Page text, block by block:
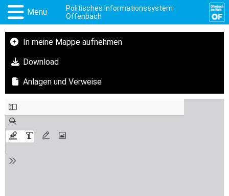
Menü
Politisches Informationssystem
Offenbach
In meine Mappe aufnehmen
Download
Anlagen und Verweise